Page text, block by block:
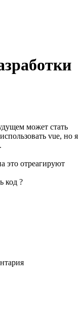
может стать
vue, но я
это отреагируют
код ?